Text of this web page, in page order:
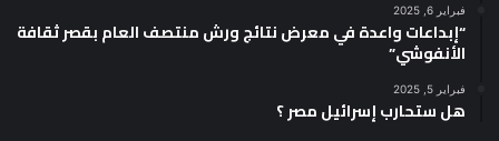
فبراير 6, 2025
“إبداعات واعدة في معرض نتائج ورش منتصف العام بقصر ثقافة
الأنفوشي”
فبراير 5, 2025
هل ستحارب إسرائيل مصر ؟